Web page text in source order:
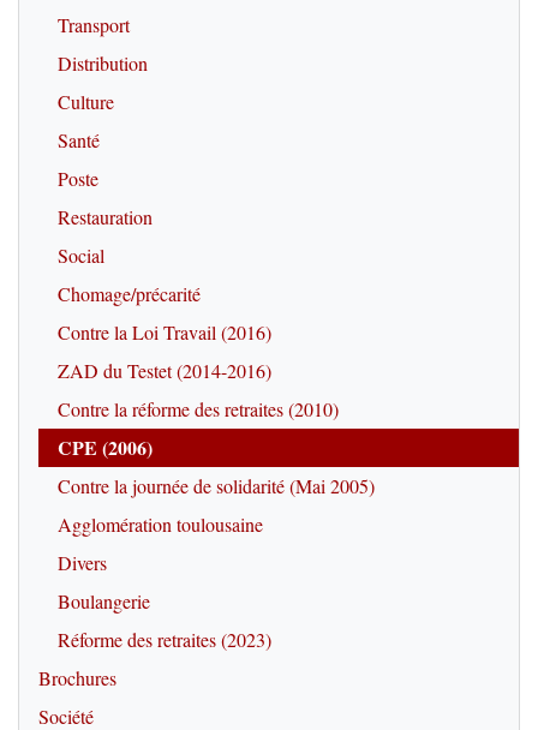
Transport
Distribution
Culture
Santé
Poste
Restauration
Social
Chomage/précarité
Contre la Loi Travail (2016)
ZAD du Testet (2014-2016)
Contre la réforme des retraites (2010)
CPE (2006)
Contre la journée de solidarité (Mai 2005)
Agglomération toulousaine
Divers
Boulangerie
Réforme des retraites (2023)
Brochures
Société